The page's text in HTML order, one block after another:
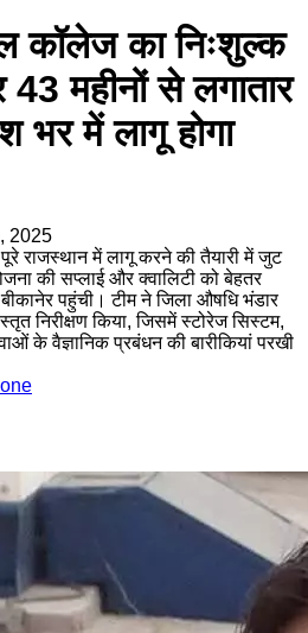
कॉलेज का निःशुल्क
महीनों से लगातार
भर में लागू होगा
2025
राजस्थान में लागू करने की तैयारी में जुट
की सप्लाई और क्वालिटी को बेहतर
पहुंची। टीम ने जिला औषधि भंडार
निरीक्षण किया, जिसमें स्टोरेज सिस्टम,
के वैज्ञानिक प्रबंधन की बारीकियां परखी